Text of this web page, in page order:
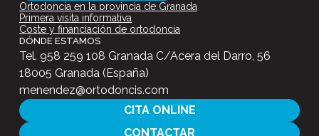
Ortodoncia en la provincia de Granada
Primera visita informativa
Coste y financiación de ortodoncia
DÓNDE ESTAMOS
Tel. 958 259 108 Granada C/Acera del Darro, 56
18005 Granada (España)
menendez@ortodoncis.com
CITA ONLINE
CONTACTAR